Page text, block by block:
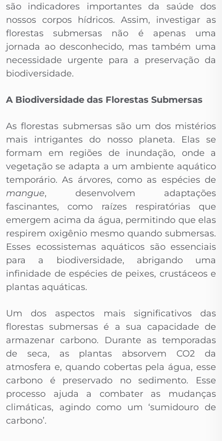
são indicadores importantes da saúde dos
nossos corpos hídricos. Assim, investigar as
florestas submersas não é apenas uma
jornada ao desconhecido, mas também uma
necessidade urgente para a preservação da
biodiversidade.
A Biodiversidade das Florestas Submersas
As florestas submersas são um dos mistérios
mais intrigantes do nosso planeta. Elas se
formam em regiões de inundação, onde a
vegetação se adapta a um ambiente aquático
temporário. As árvores, como as espécies de
mangue, desenvolvem adaptações
fascinantes, como raízes respiratórias que
emergem acima da água, permitindo que elas
respirem oxigênio mesmo quando submersas.
Esses ecossistemas aquáticos são essenciais
para a biodiversidade, abrigando uma
infinidade de espécies de peixes, crustáceos e
plantas aquáticas.
Um dos aspectos mais significativos das
florestas submersas é a sua capacidade de
armazenar carbono. Durante as temporadas
de seca, as plantas absorvem CO2 da
atmosfera e, quando cobertas pela água, esse
carbono é preservado no sedimento. Esse
processo ajuda a combater as mudanças
climáticas, agindo como um ‘sumidouro de
carbono’.